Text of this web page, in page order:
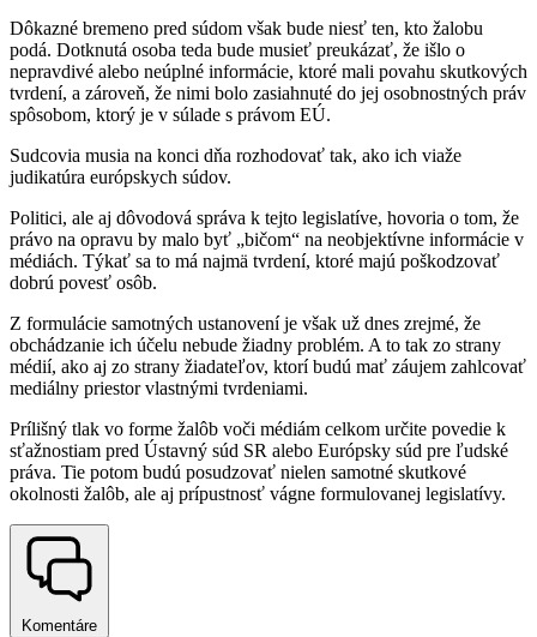
Dôkazné bremeno pred súdom však bude niesť ten, kto žalobu
podá. Dotknutá osoba teda bude musieť preukázať, že išlo o
nepravdivé alebo neúplné informácie, ktoré mali povahu skutkových
tvrdení, a zároveň, že nimi bolo zasiahnuté do jej osobnostných práv
spôsobom, ktorý je v súlade s právom EÚ.
Sudcovia musia na konci dňa rozhodovať tak, ako ich viaže
judikatúra európskych súdov.
Politici, ale aj dôvodová správa k tejto legislatíve, hovoria o tom, že
právo na opravu by malo byť „bičom“ na neobjektívne informácie v
médiách. Týkať sa to má najmä tvrdení, ktoré majú poškodzovať
dobrú povesť osôb.
Z formulácie samotných ustanovení je však už dnes zrejmé, že
obchádzanie ich účelu nebude žiadny problém. A to tak zo strany
médií, ako aj zo strany žiadateľov, ktorí budú mať záujem zahlcovať
mediálny priestor vlastnými tvrdeniami.
Prílišný tlak vo forme žalôb voči médiám celkom určite povedie k
sťažnostiam pred Ústavný súd SR alebo Európsky súd pre ľudské
práva. Tie potom budú posudzovať nielen samotné skutkové
okolnosti žalôb, ale aj prípustnosť vágne formulovanej legislatívy.
Komentáre